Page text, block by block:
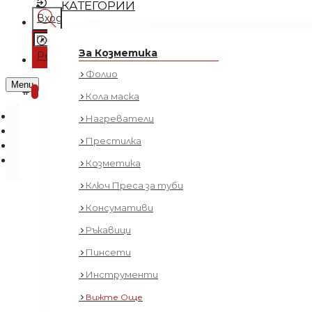
Регистрация
КАТЕГОРИИ
За Козметика
Фолио
Кола маска
Нагреватели
Престилка
Козметика
Ключ Преса за туби
Консумативи
Ръкавици
Пинсети
Инструменти
Вижте Още
0 продукта - € 0.00 (0.00 лв.)
0
Вход
Регистрация
Menu